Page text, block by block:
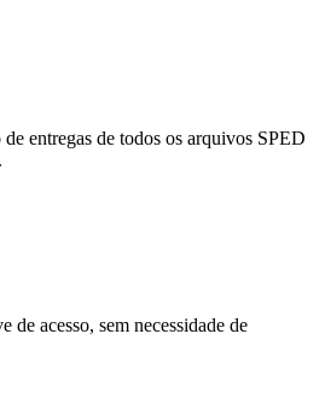
entregas de todos os arquivos SPED
de acesso, sem necessidade de